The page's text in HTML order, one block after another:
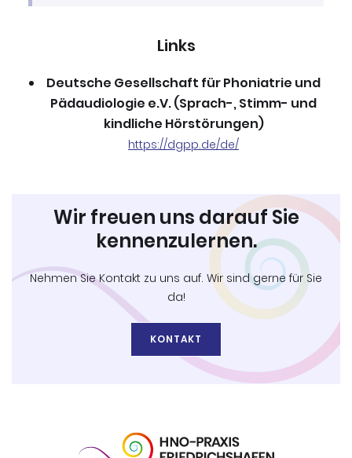
Links
Deutsche Gesellschaft für Phoniatrie und
Pädaudiologie e.V. (Sprach-, Stimm- und
kindliche Hörstörungen)
https://dgpp.de/de/
Wir freuen uns darauf Sie
kennenzulernen.
Nehmen Sie Kontakt zu uns auf. Wir sind gerne für Sie
da!
KONTAKT